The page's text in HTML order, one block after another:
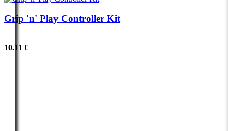
Grip 'n' Play Controller Kit
10.11 €